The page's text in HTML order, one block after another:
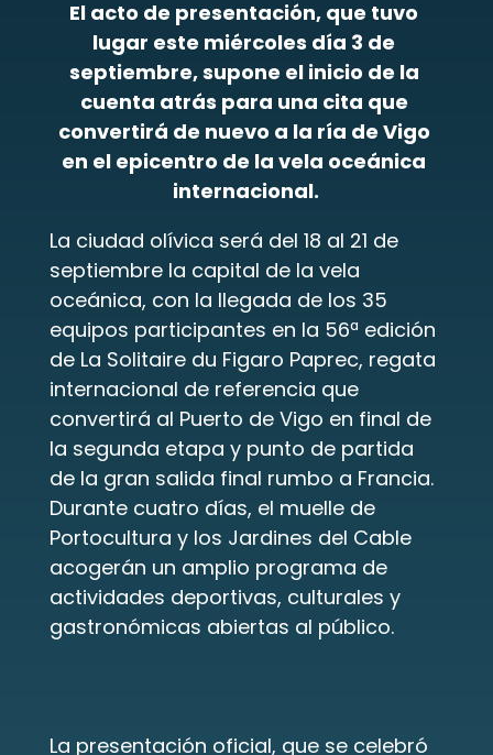
El acto de presentación, que tuvo
lugar este miércoles día 3 de
septiembre, supone el inicio de la
cuenta atrás para una cita que
convertirá de nuevo a la ría de Vigo
en el epicentro de la vela oceánica
internacional.
La ciudad olívica será del 18 al 21 de
septiembre la capital de la vela
oceánica, con la llegada de los 35
equipos participantes en la 56ª edición
de La Solitaire du Figaro Paprec, regata
internacional de referencia que
convertirá al Puerto de Vigo en final de
la segunda etapa y punto de partida
de la gran salida final rumbo a Francia.
Durante cuatro días, el muelle de
Portocultura y los Jardines del Cable
acogerán un amplio programa de
actividades deportivas, culturales y
gastronómicas abiertas al público.
La presentación oficial, que se celebró